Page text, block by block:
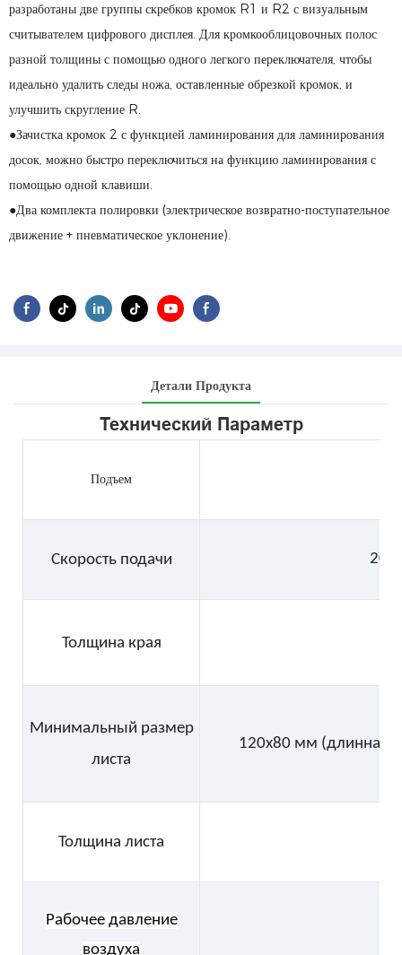
разработаны две группы скребков кромок R1 и R2 с визуальным
считывателем цифрового дисплея. Для кромкооблицовочных полос
разной толщины с помощью одного легкого переключателя, чтобы
идеально удалить следы ножа, оставленные обрезкой кромок, и
улучшить скругление R.
●Зачистка кромок 2 с функцией ламинирования для ламинирования
досок, можно быстро переключиться на функцию ламинирования с
помощью одной клавиши.
●Два комплекта полировки (электрическое возвратно-поступательное
движение + пневматическое уклонение).
Детали Продукта
Технический Параметр
Подъем
Скорость подачи
Толщина края
Минимальный размер
листа
120x80 мм (длинная
Толщина листа
Рабочее давление
воздуха